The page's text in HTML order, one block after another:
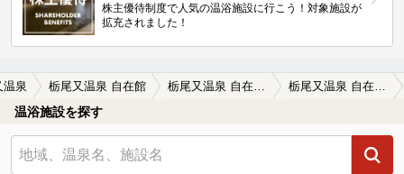
株主優待制度で人気の温浴施設に行こう！対象施設が
拡充されました！
温泉 栃尾又温泉 自在館
温浴施設を探す